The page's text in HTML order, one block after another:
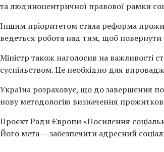
та людиноцентричної правової рамки
Іншим пріоритетом стала реформа
ведеться робота над тим, щоб повернути
Міністр також наголосив на
суспільством. Це необхідно для
Україна розраховує, що до завершення
нову методологію визначення
Проєкт Ради Європи «Посилення
Його мета — забезпечити адресний